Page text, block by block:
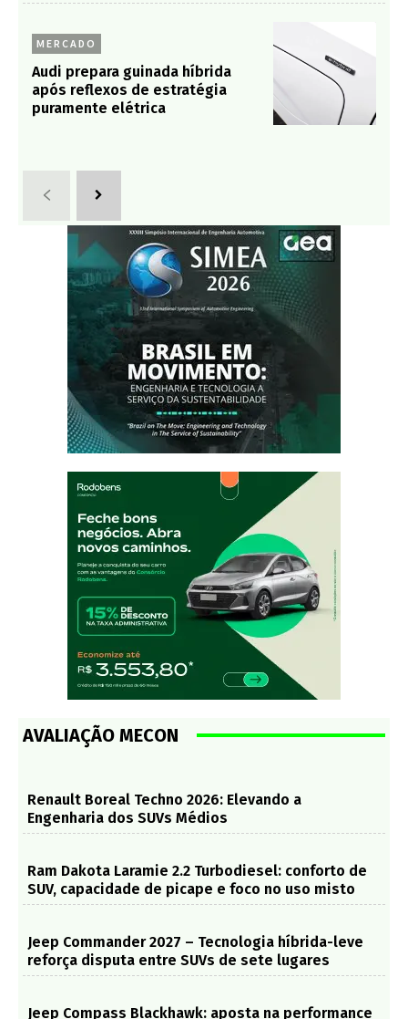
MERCADO
Audi prepara guinada híbrida
após reflexos de estratégia
puramente elétrica
AVALIAÇÃO MECON
Renault Boreal Techno 2026: Elevando a
Engenharia dos SUVs Médios
Ram Dakota Laramie 2.2 Turbodiesel: conforto de
SUV, capacidade de picape e foco no uso misto
Jeep Commander 2027 – Tecnologia híbrida-leve
reforça disputa entre SUVs de sete lugares
Jeep Compass Blackhawk: aposta na performance